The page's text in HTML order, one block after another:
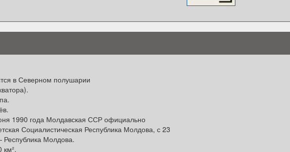
в Северном полушарии
1990 года Молдавская ССР официально
Социалистическая Республика Молдова, с 23
Молдова.
км².